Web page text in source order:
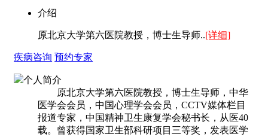
介绍
原北京大学第六医院教授，博士生导师..[详细]
疾病咨询 预约专家
个人简介
原北京大学第六医院教授，博士生导师，中华
医学会会员，中国心理学会会员，CCTV媒体栏目
报道专家，中国精神卫生康复学会秘书长，从医40
载。曾获得国家卫生部科研项目三等奖，发表医学